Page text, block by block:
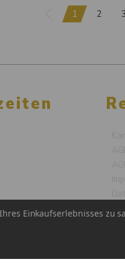
1 2 3
Einkaufserlebnisses zu